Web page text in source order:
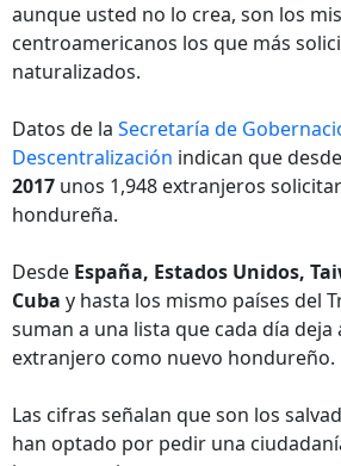
aunque usted no lo crea, son los
centroamericanos los que más
naturalizados.
Datos de la Secretaría de
Descentralización indican que
2017 unos 1,948 extranjeros
hondureña.
Desde España, Estados Unidos,
Cuba y hasta los mismo países del
suman a una lista que cada día deja
extranjero como nuevo hondureño.
Las cifras señalan que son los
han optado por pedir una